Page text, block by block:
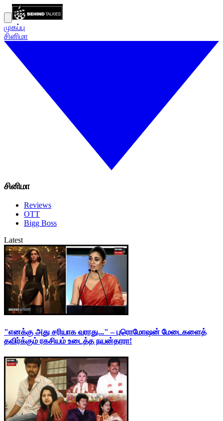
முகப்பு
சினிமா
சினிமா
Reviews
OTT
Bigg Boss
Latest
"எனக்கு அது சரியாக வராது..." – புரொமோஷன் மேடைகளைத்
தவிர்க்கும் ரகசியம் உடைத்த நயன்தாரா!